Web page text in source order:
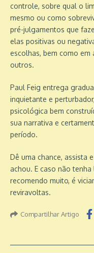
controle, sobre qual o
mesmo ou como
pré-julgamentos que
elas positivas ou
escolhas, bem como em
outros.
Paul Feig entrega
inquietante e
psicológica bem
sua narrativa e
período.
Dê uma chance, assista
achou. E caso não
recomendo muito, é
reviravoltas.
Compartilhar Artigo